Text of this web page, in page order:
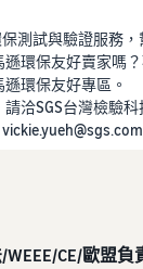
測試與驗證服務
環保友好賣家嗎
環保友好專區。
洽SGS台灣檢驗
CE/歐盟負